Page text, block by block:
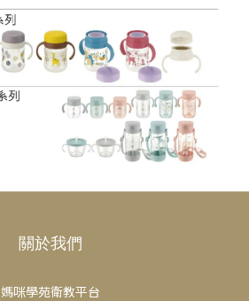
關於我們
媽咪學苑衛教平台